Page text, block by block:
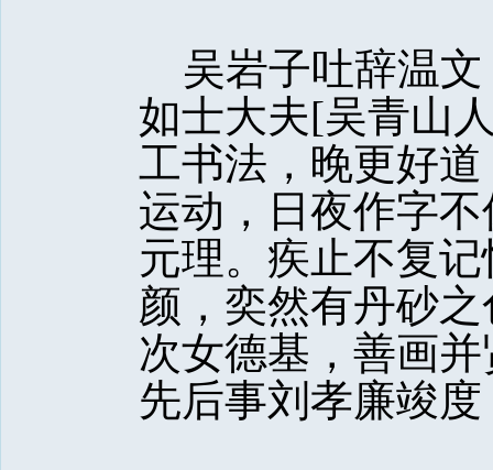
吴岩子吐辞温文
如士大夫[吴青山
工书法，晚更好
运动，日夜作字
元理。疾止不复
颜，奕然有丹砂
次女德基，善画
先后事刘孝廉竣